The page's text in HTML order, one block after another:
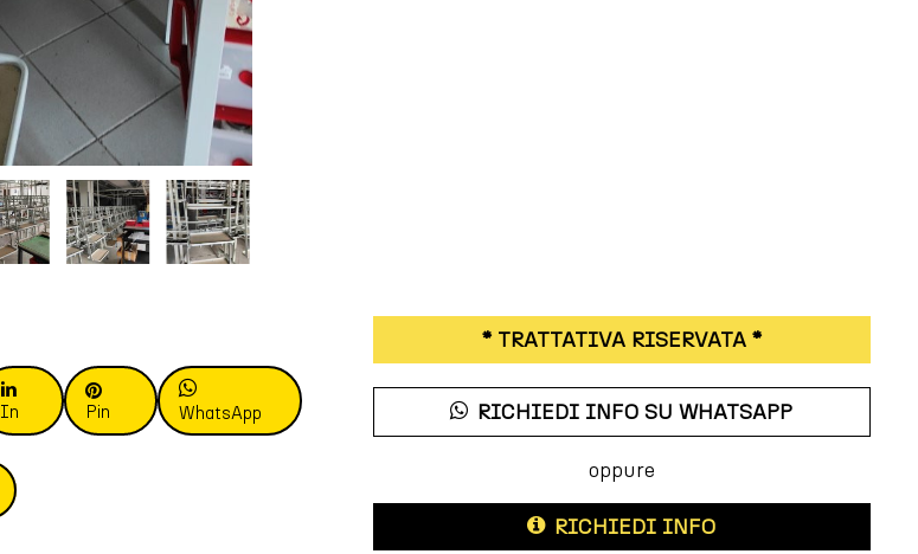
In Pin WhatsApp
* TRATTATIVA RISERVATA *
RICHIEDI INFO SU WHATSAPP
oppure
RICHIEDI INFO